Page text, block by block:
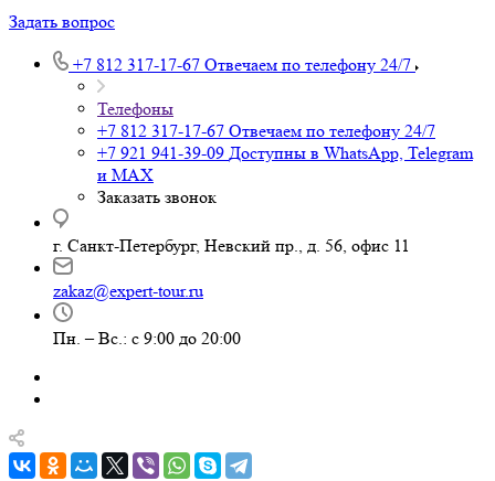
Задать вопрос
+7 812 317-17-67 Отвечаем по телефону 24/7
Телефоны
+7 812 317-17-67 Отвечаем по телефону 24/7
+7 921 941-39-09 Доступны в WhatsApp, Telegram
и MAX
Заказать звонок
г. Санкт-Петербург, Невский пр., д. 56, офис 11
zakaz@expert-tour.ru
Пн. – Вс.: с 9:00 до 20:00